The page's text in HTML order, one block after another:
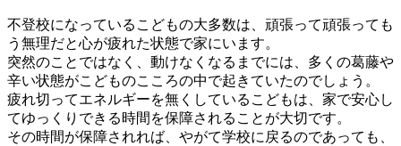
不登校になっているこどもの大多数は、頑張って頑張っても
う無理だと心が疲れた状態で家にいます。
突然のことではなく、動けなくなるまでには、多くの葛藤や
辛い状態がこどものこころの中で起きていたのでしょう。
疲れ切ってエネルギーを無くしているこどもは、家で安心し
てゆっくりできる時間を保障されることが大切です。
その時間が保障されれば、やがて学校に戻るのであっても、